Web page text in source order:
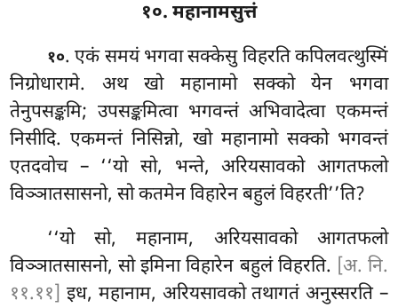
१०. महानामसुत्तं
१०. एकं समयं भगवा सक्केसु विहरति कपिलवत्थुस्मिं
निग्रोधारामे. अथ खो महानामो सक्को येन भगवा
तेनुपसङ्कमि; उपसङ्कमित्वा भगवन्तं अभिवादेत्वा एकमन्तं
निसीदि. एकमन्तं निसिन्नो, खो महानामो सक्को भगवन्तं
एतदवोच – ‘‘यो सो, भन्ते, अरियसावको आगतफलो
विञ्ञातसासनो, सो कतमेन विहारेन बहुलं विहरती’’ति?
‘‘योसो, महानाम, अरियसावको आगतफलो
विञ्ञातसासनो, सो इमिना विहारेन बहुलं विहरति. [अ. नि.
११.११] इध, महानाम, अरियसावको तथागतं अनुस्सरति –